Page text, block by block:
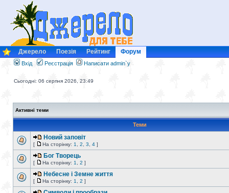
Джерело Поезія Рейтинг Форум
Вхід Реєстрація Написати admin`у
Сьогодні: 06 серпня 2026, 23:49
Активні теми
Теми
Новий заповіт
[ На сторінку: 1 2 3 4 ]
Бог Творець
[ На сторінку: 1 2 ]
Небесне і Земне життя
[ На сторінку: 1 2 ]